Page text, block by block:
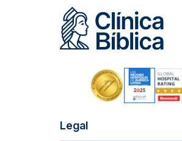
Legal